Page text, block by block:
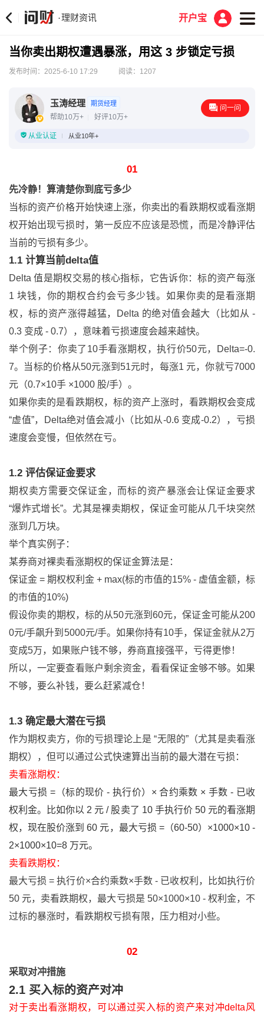
·理财资讯 开户宝
当你卖出期权遭遇暴涨，用这 3 步锁定亏损
发布时间：2025-6-10 17:29 阅读：1207
玉涛经理 期货经理
帮助10万+ 好评10万+
问一问
从业认证 从业10年+
01
先冷静！算清楚你到底亏多少
当标的资产价格开始快速上涨，你卖出的看跌期权或看涨期
权开始出现亏损时，第一反应不应该是恐慌，而是冷静评估
当前的亏损有多少。
1.1 计算当前delta值
Delta 值是期权交易的核心指标，它告诉你：标的资产每涨
1 块钱，你的期权合约会亏多少钱。如果你卖的是看涨期
权，标的资产涨得越猛，Delta 的绝对值会越大（比如从 -
0.3 变成 - 0.7），意味着亏损速度会越来越快。
举个例子：你卖了10手看涨期权，执行价50元，Delta=-0.
7。当标的价格从50元涨到51元时，每涨1 元，你就亏7000
元（0.7×10手 ×1000 股/手）。
如果你卖的是看跌期权，标的资产上涨时，看跌期权会变成
“虚值”，Delta绝对值会减小（比如从-0.6 变成-0.2），亏损
速度会变慢，但依然在亏。
1.2 评估保证金要求
期权卖方需要交保证金，而标的资产暴涨会让保证金要求
“爆炸式增长”。尤其是裸卖期权，保证金可能从几千块突然
涨到几万块。
举个真实例子：
某券商对裸卖看涨期权的保证金算法是：
保证金 = 期权权利金 + max(标的市值的15% - 虚值金额，标
的市值的10%)
假设你卖的期权，标的从50元涨到60元，保证金可能从200
0元/手飙升到5000元/手。如果你持有10手，保证金就从2万
变成5万，如果账户钱不够，券商直接强平，亏得更惨！
所以，一定要查看账户剩余资金，看看保证金够不够。如果
不够，要么补钱，要么赶紧减仓！
1.3 确定最大潜在亏损
作为期权卖方，你的亏损理论上是 “无限的”（尤其是卖看涨
期权），但可以通过公式快速算出当前的最大潜在亏损：
卖看涨期权：
最大亏损 =（标的现价 - 执行价）× 合约乘数 × 手数 - 已收
权利金。比如你以 2 元 / 股卖了 10 手执行价 50 元的看涨期
权，现在股价涨到 60 元，最大亏损 =（60-50）×1000×10 -
2×1000×10=8 万元。
卖看跌期权：
最大亏损 = 执行价×合约乘数×手数 - 已收权利，比如执行价
50 元，卖看跌期权，最大亏损是 50×1000×10 - 权利金，不
过标的暴涨时，看跌期权亏损有限，压力相对小些。
02
采取对冲措施
2.1 买入标的资产对冲
对于卖出看涨期权，可以通过买入标的资产来对冲delta风